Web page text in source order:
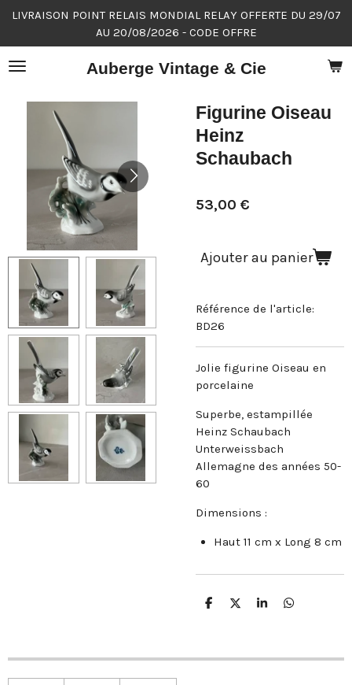
Passer
contenu
principal
Auberge Vintage & Cie
LIVRAISON POINT RELAIS MONDIAL RELAY OFFERTE DU 29/07
AU 20/08/2026 - CODE OFFRE
Figurine Oiseau
Heinz
Schaubach
53,00 €
Ajouter au panier
Référence de l'article:
BD26
Jolie figurine Oiseau en
porcelaine
Superbe, estampillée
Heinz Schaubach
Unterweissbach
Allemagne des années 50-
60
Dimensions :
Haut 11 cm x Long 8 cm
P
a
P
a
P
a
P
a